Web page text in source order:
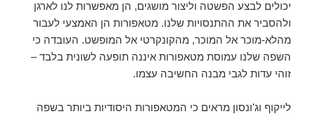
יכולים לבצע הפשטה וליצור מושגים, הן מאפשרות לנו לארגן
ולהסביר את ההתנסויות שלנו. מטאפורות הן האמצעי לעבור
מהלא-מוכר אל המוכר, מהקונקרטי אל המופשט. העובדה כי
השפה שלנו עמוסת מטאפורות איננה תופעה לשונית בלבד –
זוהי עדות לגבי מבנה החשיבה עצמו.
לייקוף וג'ונסון מראים כי המטאפורות היסודיות ביותר בשפה